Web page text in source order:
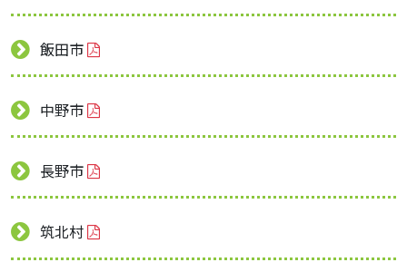
飯田市
中野市
長野市
筑北村